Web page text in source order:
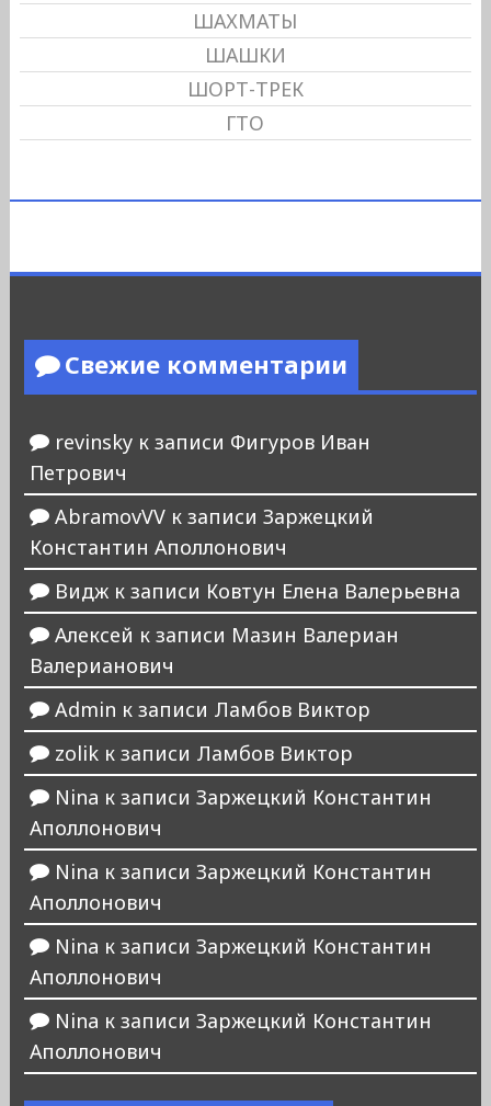
ШАХМАТЫ
ШАШКИ
ШОРТ-ТРЕК
ГТО
Свежие комментарии
revinskyк записи Фигуров Иван
Петрович
AbramovVVк записи Заржецкий
Константин Аполлонович
Виджк записи Ковтун Елена Валерьевна
Алексей к записи Мазин Валериан
Валерианович
Admin к записи Ламбов Виктор
zolikк записи Ламбов Виктор
Nina к записи Заржецкий Константин
Аполлонович
Nina к записи Заржецкий Константин
Аполлонович
Nina к записи Заржецкий Константин
Аполлонович
Nina к записи Заржецкий Константин
Аполлонович